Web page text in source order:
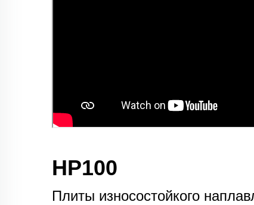
HP100
Плиты износостойкого